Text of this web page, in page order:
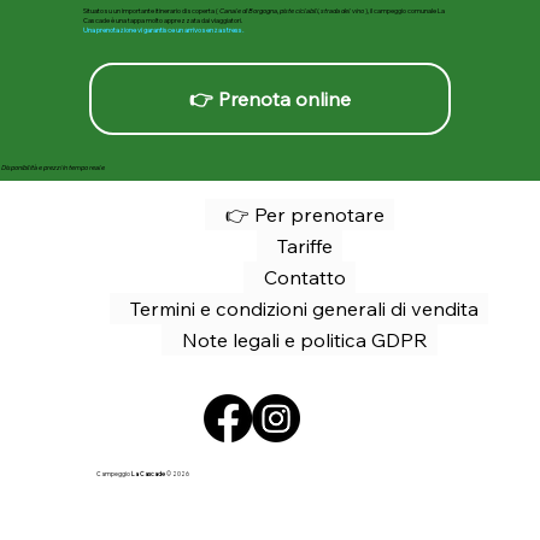
Situato su un importante itinerario di scoperta (Canale di Borgogna, piste ciclabili, strada del vino), il campeggio comunale La
Cascade è una tappa molto apprezzata dai viaggiatori.
Una prenotazione vi garantisce un arrivo senza stress.
👉 Prenota online
Disponibilità e prezzi in tempo reale
👉 Per prenotare
Tariffe
Contatto
Termini e condizioni generali di vendita
Note legali e politica GDPR
Campeggio La Cascade© 2026